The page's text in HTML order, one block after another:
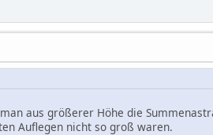
aus größerer Höhe die
Auflegen nicht so groß waren.